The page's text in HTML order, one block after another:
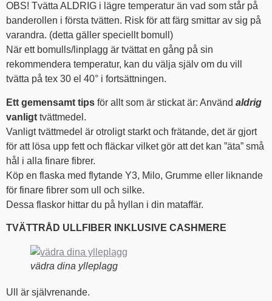
OBS! Tvätta ALDRIG i lägre temperatur än vad som står på
banderollen i första tvätten. Risk för att färg smittar av sig på
varandra. (detta gäller speciellt bomull)
När ett bomulls/linplagg är tvättat en gång på sin
rekommendera temperatur, kan du välja själv om du vill
tvätta på tex 30 el 40° i fortsättningen.
Ett gemensamt tips för allt som är stickat är: Använd aldrig
vanligt tvättmedel.
Vanligt tvättmedel är otroligt starkt och frätande, det är gjort
för att lösa upp fett och fläckar vilket gör att det kan ”äta” små
hål i alla finare fibrer.
Köp en flaska med flytande Y3, Milo, Grumme eller liknande
för finare fibrer som ull och silke.
Dessa flaskor hittar du på hyllan i din mataffär.
TVÄTTRÅD ULLFIBER INKLUSIVE CASHMERE
vädra dina ylleplagg
Ull är självrenande.